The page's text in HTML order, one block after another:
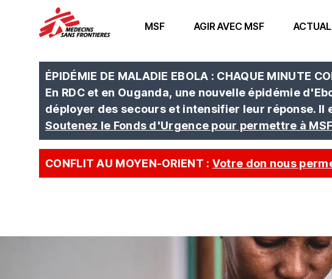
MSF AGIR AVEC MSF
ÉPIDÉMIE DE MALADIE EBOLA : CHAQUE MINUTE
En RDC et en Ouganda, une nouvelle épidémie
déployer des secours et intensifier leur réponse.
Soutenez le Fonds d'Urgence pour permettre à
CONFLIT AU MOYEN-ORIENT : Votre don nous